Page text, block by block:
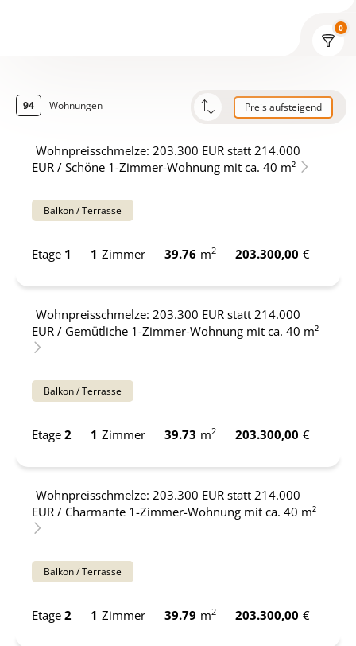
0
94 Wohnungen Preis aufsteigend
Preis absteigend
Wohnpreisschmelze: 203.300 EUR statt 214.000
EUR / Schöne 1-Zimmer-Wohnung mit ca. 40 m²
Balkon / Terrasse
Etage 1 1 Zimmer 39.76 m2 203.300,00 €
Wohnpreisschmelze: 203.300 EUR statt 214.000
EUR / Gemütliche 1-Zimmer-Wohnung mit ca. 40 m²
Balkon / Terrasse
Etage 2 1 Zimmer 39.73 m2 203.300,00 €
Wohnpreisschmelze: 203.300 EUR statt 214.000
EUR / Charmante 1-Zimmer-Wohnung mit ca. 40 m²
Balkon / Terrasse
Etage 2 1 Zimmer 39.79 m2 203.300,00 €